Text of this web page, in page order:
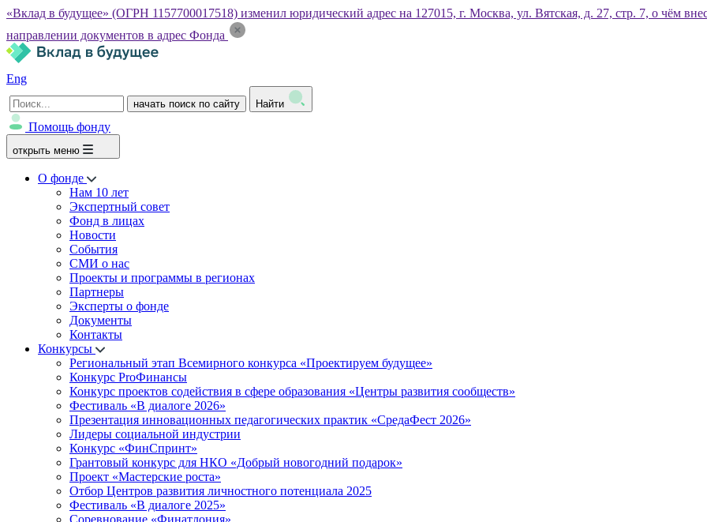
«Вклад в будущее» (ОГРН 1157700017518) изменил юридический адрес на 127015, г. Москва, ул. Вятская, д. 27, стр. 7, о чём
направлении документов в адрес Фонда
Eng
начать поиск по сайту Найти
Помощь фонду
открыть меню
О фонде
Нам 10 лет
Экспертный совет
Фонд в лицах
Новости
События
СМИ о нас
Проекты и программы в регионах
Партнеры
Эксперты о фонде
Документы
Контакты
Конкурсы
Региональный этап Всемирного конкурса «Проектируем будущее»
Конкурс ProФинансы
Конкурс проектов содействия в сфере образования «Центры развития сообществ»
Фестиваль «В диалоге 2026»
Презентация инновационных педагогических практик «СредаФест 2026»
Лидеры социальной индустрии
Конкурс «ФинСпринт»
Грантовый конкурс для НКО «Добрый новогодний подарок»
Проект «Мастерские роста»
Отбор Центров развития личностного потенциала 2025
Фестиваль «В диалоге 2025»
Соревнование «Финатлония»